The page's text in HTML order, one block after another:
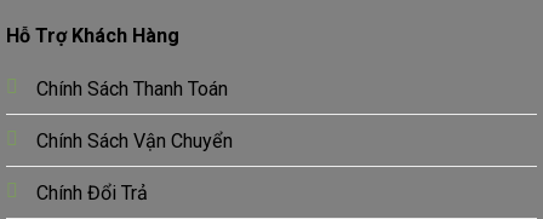
Hỗ Trợ Khách Hàng
Chính Sách Thanh Toán
Chính Sách Vận Chuyển
Chính Đổi Trả